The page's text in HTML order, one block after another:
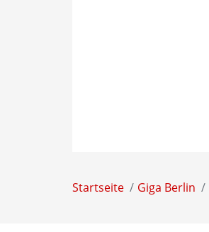
Startseite Giga Berlin